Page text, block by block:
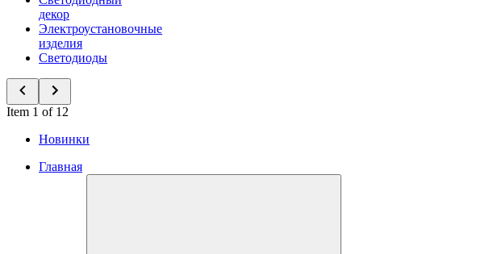
декор
Электроустановочные
изделия
Светодиоды
Item 1 of 12
Новинки
Главная